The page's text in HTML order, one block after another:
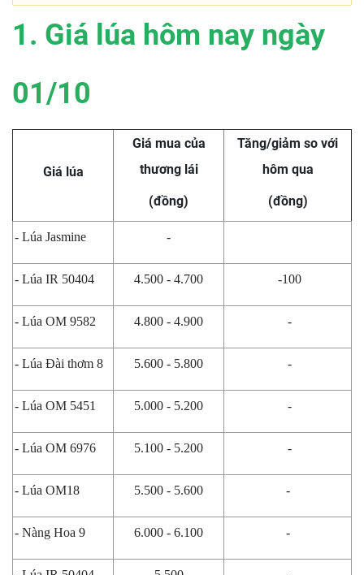
1. Giá lúa hôm nay ngày
01/10
Giá lúa
Giá mua của
thương lái
(đồng)
Tăng/giảm so với
hôm qua
(đồng)
- Lúa Jasmine -
- Lúa IR 50404 4.500 - 4.700 -100
- Lúa OM 9582 4.800 - 4.900 -
- Lúa Đài thơm 8 5.600 - 5.800 -
- Lúa OM 5451 5.000 - 5.200 -
- Lúa OM 6976 5.100 - 5.200 -
- Lúa OM18 5.500 - 5.600 -
- Nàng Hoa 9 6.000 - 6.100 -